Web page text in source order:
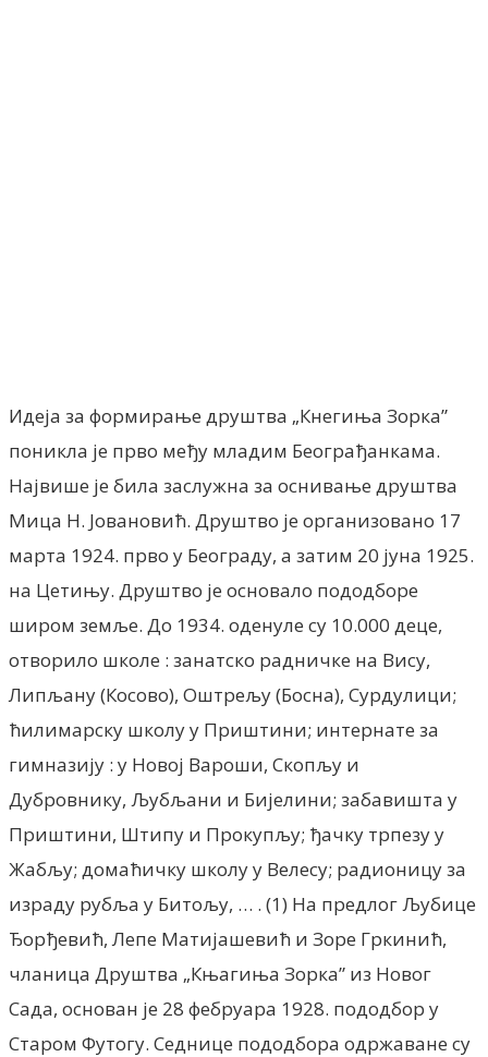
Идеја за формирање друштва „Кнегиња Зорка”
поникла је прво међу младим Београђанкама.
Највише је била заслужна за оснивање друштва
Мица Н. Јовановић. Друштво је организовано 17
марта 1924. прво у Београду, а затим 20 јуна 1925.
на Цетињу. Друштво је основало пододборе
широм земље. До 1934. оденуле су 10.000 деце,
отворило школе : занатско радничке на Вису,
Липљану (Косово), Оштрељу (Босна), Сурдулици;
ћилимарску школу у Приштини; интернате за
гимназију : у Новој Вароши, Скопљу и
Дубровнику, Љубљани и Бијелини; забавишта у
Приштини, Штипу и Прокупљу; ђачку трпезу у
Жабљу; домаћичку школу у Велесу; радионицу за
израду рубља у Битољу, … . (1) На предлог Љубице
Ђорђевић, Лепе Матијашевић и Зоре Гркинић,
чланица Друштва „Књагиња Зорка” из Новог
Сада, основан је 28 фебруара 1928. пододбор у
Старом Футогу. Седнице пододбора одржаване су